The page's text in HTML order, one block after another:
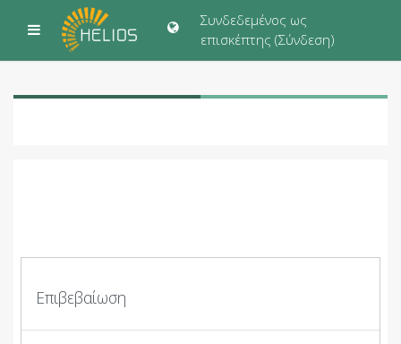
Μετάβαση στο κεντρικό περιεχόμενο
Πλευρικός πίνακας
Συνδεδεμένος ως
επισκέπτης (Σύνδεση)
Επιβεβαίωση